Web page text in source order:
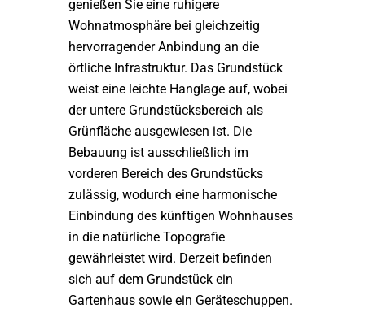
genießen Sie eine ruhigere
Wohnatmosphäre bei gleichzeitig
hervorragender Anbindung an die
örtliche Infrastruktur. Das Grundstück
weist eine leichte Hanglage auf, wobei
der untere Grundstücksbereich als
Grünfläche ausgewiesen ist. Die
Bebauung ist ausschließlich im
vorderen Bereich des Grundstücks
zulässig, wodurch eine harmonische
Einbindung des künftigen Wohnhauses
in die natürliche Topografie
gewährleistet wird. Derzeit befinden
sich auf dem Grundstück ein
Gartenhaus sowie ein Geräteschuppen.